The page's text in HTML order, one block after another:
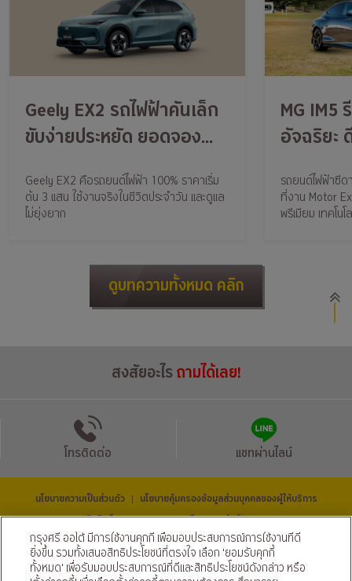
Geely EX2 รถไฟฟ้าคันเล็ก
ขับง่ายประหยัด ยอดจอง
Geely EX2 คือรถยนต์ไฟฟ้า 100% ราคาเริ่ม
ต้น 3 แสน ใช้งานจริงในชีวิตประจำวัน และดูแล
ไม่ยุ่งยาก
MG IM5
อัจฉริยะ
รถยนต์ไฟฟ้าซีด
ที่งาน Motor
พรีเมียม เทคโน
ดูบทความทั้งหมด คลิก
สงสัยอะไรถามได้เลย!
โทรติดต่อ แชทผ่านไลน์
นโยบายความเป็นส่วนตัว | นโยบายคุ้มครองข้อมูลส่วนบุคคลของผู้ให้บริการ
© สงวนลิขสิทธิ์ 2569 ธนาคารกรุงศรีอยุธยา จำกัด (มหาชน) และ
บริษัท อยุธยา แคปปิตอล ออโต้ ลีส จำกัด (มหาชน)
ติดตามเราได้ที่
กรุงศรี ออโต้ มีการใช้งานคุกกี้ เพื่อมอบประสบการณ์การใช้งานที่ดี
ยิ่งขึ้น รวมทั้งเสนอสิทธิประโยชน์ที่ตรงใจ เลือก 'ยอมรับคุกกี้
ทั้งหมด' เพื่อรับมอบประสบการณ์ที่ดีและสิทธิประโยชน์ดังกล่าว หรือ